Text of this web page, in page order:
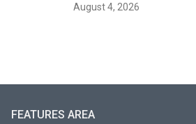
August 4, 2026
FEATURES AREA